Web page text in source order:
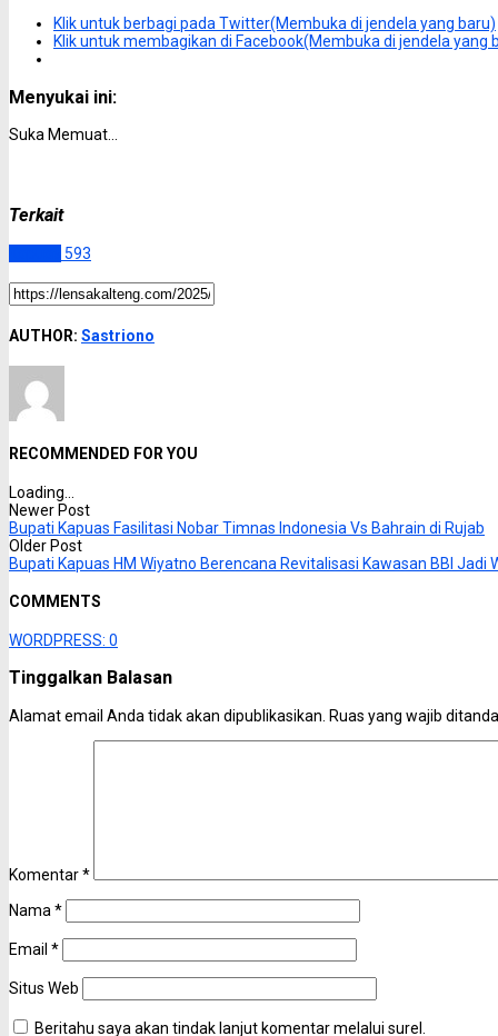
Klik untuk berbagi pada Twitter(Membuka di jendela yang baru)
Klik untuk membagikan di Facebook(Membuka di jendela yang
Menyukai ini:
Suka Memuat...
Terkait
593
AUTHOR: Sastriono
RECOMMENDED FOR YOU
Loading...
Newer Post
Bupati Kapuas Fasilitasi Nobar Timnas Indonesia Vs Bahrain di Rujab
Older Post
Bupati Kapuas HM Wiyatno Berencana Revitalisasi Kawasan BBI Jadi
COMMENTS
WORDPRESS: 0
Tinggalkan Balasan
Alamat email Anda tidak akan dipublikasikan. Ruas yang wajib
Komentar*
Nama *
Email *
Situs Web
Beritahu saya akan tindak lanjut komentar melalui surel.